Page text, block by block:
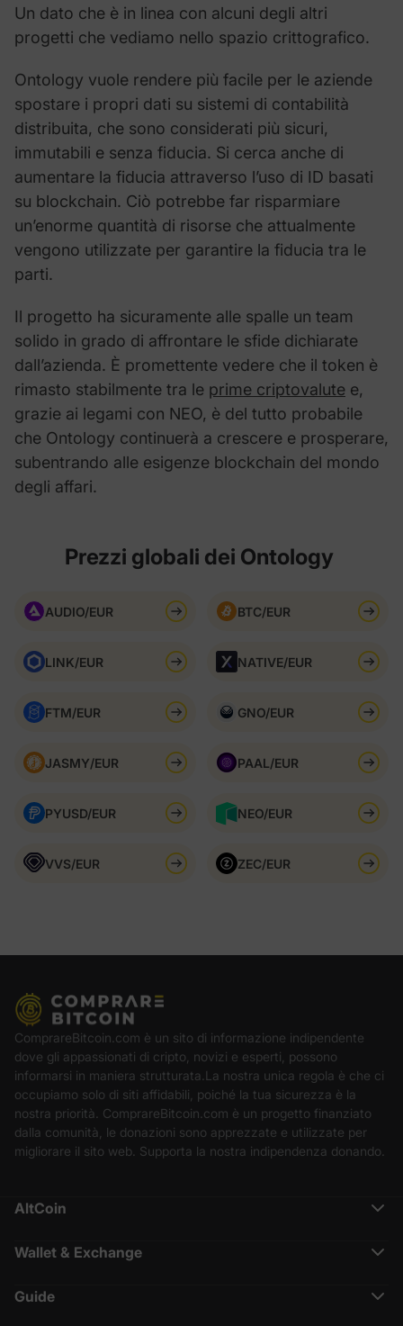
Un dato che è in linea con alcuni degli altri
progetti che vediamo nello spazio crittografico.
Ontology vuole rendere più facile per le aziende
spostare i propri dati su sistemi di contabilità
distribuita, che sono considerati più sicuri,
immutabili e senza fiducia. Si cerca anche di
aumentare la fiducia attraverso l’uso di ID basati
su blockchain. Ciò potrebbe far risparmiare
un’enorme quantità di risorse che attualmente
vengono utilizzate per garantire la fiducia tra le
parti.
Il progetto ha sicuramente alle spalle un team
solido in grado di affrontare le sfide dichiarate
dall’azienda. È promettente vedere che il token è
rimasto stabilmente tra le prime criptovalute e,
grazie ai legami con NEO, è del tutto probabile
che Ontology continuerà a crescere e prosperare,
subentrando alle esigenze blockchain del mondo
degli affari.
Prezzi globali dei Ontology
AUDIO/EUR BTC/EUR
LINK/EUR NATIVE/EUR
FTM/EUR GNO/EUR
JASMY/EUR PAAL/EUR
PYUSD/EUR NEO/EUR
VVS/EUR ZEC/EUR
ComprareBitcoin.com è un sito di informazione indipendente
dove gli appassionati di cripto, novizi e esperti, possono
informarsi in maniera strutturata.La nostra unica regola è che ci
occupiamo solo di siti affidabili, poiché la tua sicurezza è la
nostra priorità. ComprareBitcoin.com è un progetto finanziato
dalla comunità, le donazioni sono apprezzate e utilizzate per
migliorare il sito web. Supporta la nostra indipendenza donando.
AltCoin
Cardano (ADA)
Polkadot (DOT)
Solana (SOL)
Terra (LUNA)
Wallet & Exchange
Crypto.com Recensione
Nexo Recensione
Guide